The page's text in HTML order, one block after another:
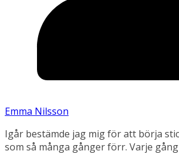
Emma Nilsson
Igår bestämde jag mig för att börja
som så många gånger förr. Varje